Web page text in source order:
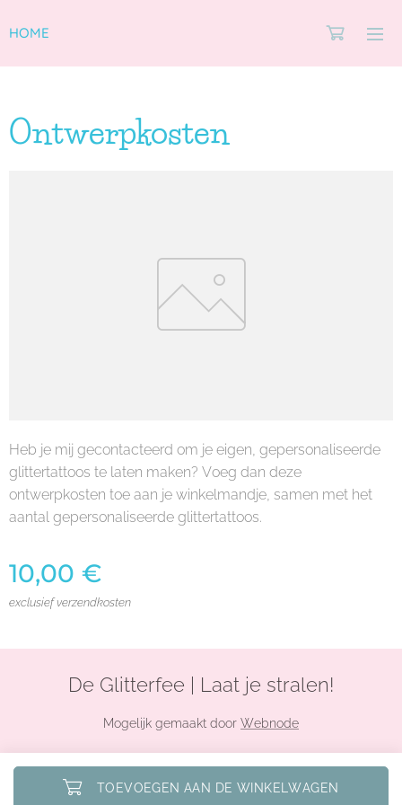
HOME
Ontwerpkosten
Heb je mij gecontacteerd om je eigen, gepersonaliseerde
glittertattoos te laten maken? Voeg dan deze
ontwerpkosten toe aan je winkelmandje, samen met het
aantal gepersonaliseerde glittertattoos.
10,00 €
exclusief verzendkosten
TOEVOEGEN AAN DE WINKELWAGEN
De Glitterfee | Laat je stralen!
Mogelijk gemaakt door Webnode